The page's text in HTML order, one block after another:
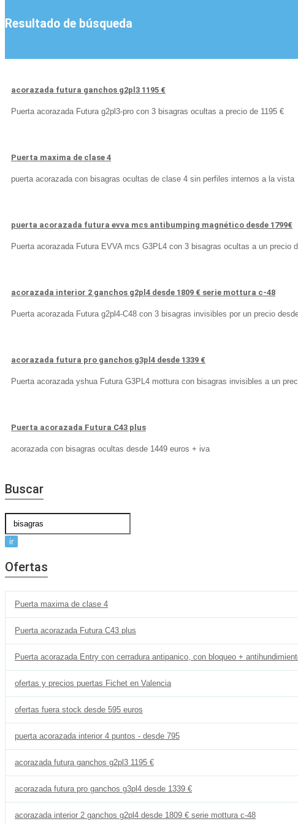
Resultado de búsqueda
acorazada futura ganchos g2pl3 1195 €
Puerta acorazada Futura g2pl3-pro con 3 bisagras ocultas a precio de 1195 €
Puerta maxima de clase 4
puerta acorazada con bisagras ocultas de clase 4 sin perfiles internos a la vista
puerta acorazada futura evva mcs antibumping magnético desde 1799€
Puerta acorazada Futura EVVA mcs G3PL4 con 3 bisagras ocultas a un precio
acorazada interior 2 ganchos g2pl4 desde 1809 € serie mottura c-48
Puerta acorazada Futura g2pl4-C48 con 3 bisagras invisibles por un precio
acorazada futura pro ganchos g3pl4 desde 1339 €
Puerta acorazada yshua Futura G3PL4 mottura con bisagras invisibles a un
Puerta acorazada Futura C43 plus
acorazada con bisagras ocultas desde 1449 euros + iva
Buscar
Ofertas
Puerta maxima de clase 4
Puerta acorazada Futura C43 plus
Puerta acorazada Entry con cerradura antipanico, con bloqueo +
ofertas y precios puertas Fichet en Valencia
ofertas fuera stock desde 595 euros
puerta acorazada interior 4 puntos - desde 795
acorazada futura ganchos g2pl3 1195 €
acorazada futura pro ganchos g3pl4 desde 1339 €
acorazada interior 2 ganchos g2pl4 desde 1809 € serie mottura c-48